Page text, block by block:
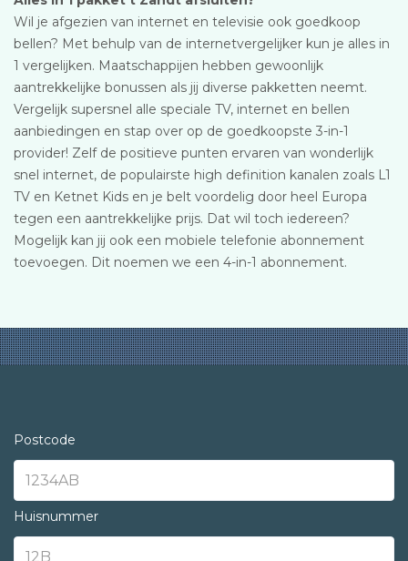
Wil je afgezien van internet en televisie ook goedkoop
bellen? Met behulp van de internetvergelijker kun je alles in
1 vergelijken. Maatschappijen hebben gewoonlijk
aantrekkelijke bonussen als jij diverse pakketten neemt.
Vergelijk supersnel alle speciale TV, internet en bellen
aanbiedingen en stap over op de goedkoopste 3-in-1
provider! Zelf de positieve punten ervaren van wonderlijk
snel internet, de populairste high definition kanalen zoals L1
TV en Ketnet Kids en je belt voordelig door heel Europa
tegen een aantrekkelijke prijs. Dat wil toch iedereen?
Mogelijk kan jij ook een mobiele telefonie abonnement
toevoegen. Dit noemen we een 4-in-1 abonnement.
Postcode
Huisnummer